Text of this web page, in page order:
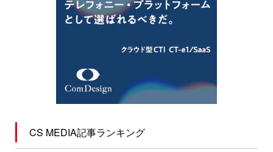
CS MEDIA記事ランキング